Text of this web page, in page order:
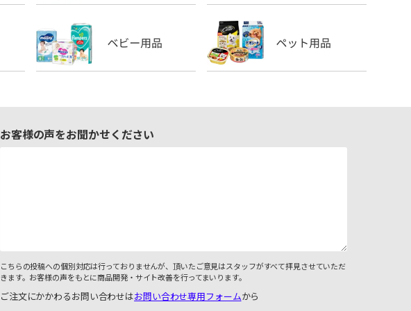
お客様の声をお聞かせください
こちらの投稿への個別対応は行っておりませんが、頂いたご意見はスタッフがすべて拝見させていただ
きます。お客様の声をもとに商品開発・サイト改善を行ってまいります。
ご注文にかかわるお問い合わせはお問い合わせ専用フォームから